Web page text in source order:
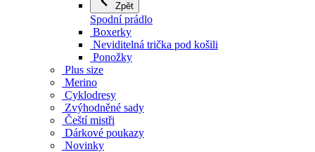
Zpět
Spodní prádlo
Boxerky
Neviditelná trička pod košili
Ponožky
Plus size
Merino
Cyklodresy
Zvýhodněné sady
Čeští mistři
Dárkové poukazy
Novinky